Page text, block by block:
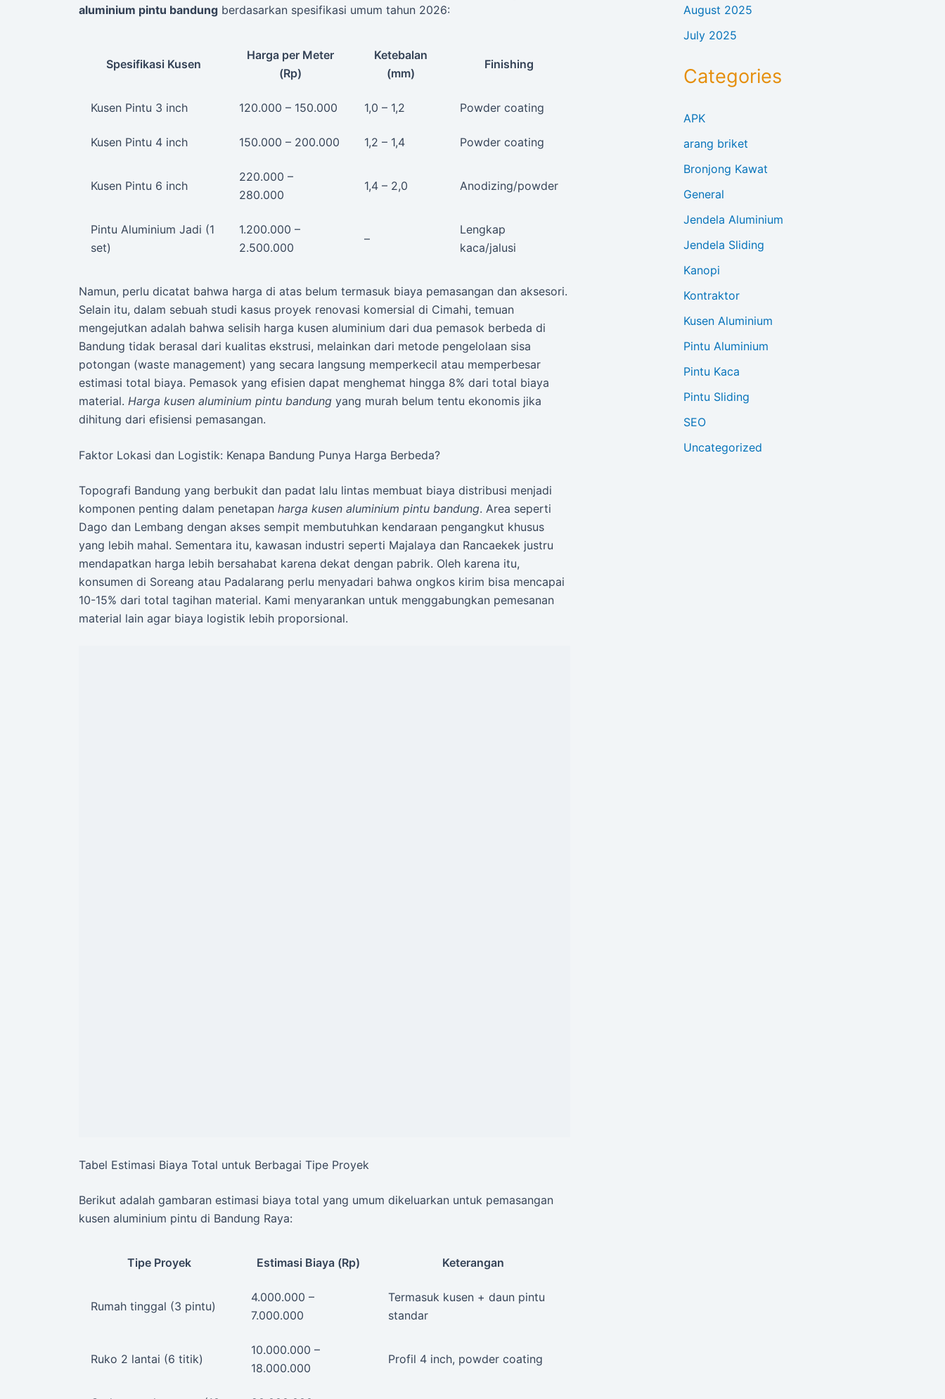
aluminium pintu bandung berdasarkan spesifikasi umum tahun 2026:
Spesifikasi Kusen
Harga per Meter
(Rp)
Ketebalan
(mm)
Finishing
Kusen Pintu 3 inch 120.000 – 150.000 1,0 – 1,2 Powder coating
Kusen Pintu 4 inch 150.000 – 200.000 1,2 – 1,4 Powder coating
Kusen Pintu 6 inch
220.000 –
280.000
1,4 – 2,0 Anodizing/powder
Pintu Aluminium Jadi (1
set)
1.200.000 –
2.500.000
–
Lengkap
kaca/jalusi
Namun, perlu dicatat bahwa harga di atas belum termasuk biaya pemasangan dan aksesori.
Selain itu, dalam sebuah studi kasus proyek renovasi komersial di Cimahi, temuan
mengejutkan adalah bahwa selisih harga kusen aluminium dari dua pemasok berbeda di
Bandung tidak berasal dari kualitas ekstrusi, melainkan dari metode pengelolaan sisa
potongan (waste management) yang secara langsung memperkecil atau memperbesar
estimasi total biaya. Pemasok yang efisien dapat menghemat hingga 8% dari total biaya
material. Harga kusen aluminium pintu bandung yang murah belum tentu ekonomis jika
dihitung dari efisiensi pemasangan.
Faktor Lokasi dan Logistik: Kenapa Bandung Punya Harga Berbeda?
Topografi Bandung yang berbukit dan padat lalu lintas membuat biaya distribusi menjadi
komponen penting dalam penetapan harga kusen aluminium pintu bandung. Area seperti
Dago dan Lembang dengan akses sempit membutuhkan kendaraan pengangkut khusus
yang lebih mahal. Sementara itu, kawasan industri seperti Majalaya dan Rancaekek justru
mendapatkan harga lebih bersahabat karena dekat dengan pabrik. Oleh karena itu,
konsumen di Soreang atau Padalarang perlu menyadari bahwa ongkos kirim bisa mencapai
10-15% dari total tagihan material. Kami menyarankan untuk menggabungkan pemesanan
material lain agar biaya logistik lebih proporsional.
Tabel Estimasi Biaya Total untuk Berbagai Tipe Proyek
Berikut adalah gambaran estimasi biaya total yang umum dikeluarkan untuk pemasangan
kusen aluminium pintu di Bandung Raya:
Tipe Proyek Estimasi Biaya (Rp) Keterangan
Rumah tinggal (3 pintu)
4.000.000 –
7.000.000
Termasuk kusen + daun pintu
standar
Ruko 2 lantai (6 titik)
10.000.000 –
18.000.000
Profil 4 inch, powder coating
August 2025
July 2025
Categories
APK
arang briket
Bronjong Kawat
General
Jendela Aluminium
Jendela Sliding
Kanopi
Kontraktor
Kusen Aluminium
Pintu Aluminium
Pintu Kaca
Pintu Sliding
SEO
Uncategorized